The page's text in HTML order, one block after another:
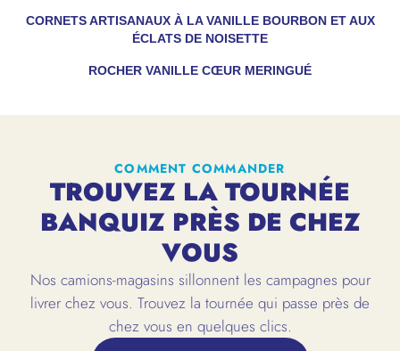
CORNETS ARTISANAUX À LA VANILLE BOURBON ET AUX
ÉCLATS DE NOISETTE
ROCHER VANILLE CŒUR MERINGUÉ
COMMENT COMMANDER
TROUVEZ LA TOURNÉE
BANQUIZ PRÈS DE CHEZ
VOUS
Nos camions-magasins sillonnent les campagnes pour
livrer chez vous. Trouvez la tournée qui passe près de
chez vous en quelques clics.